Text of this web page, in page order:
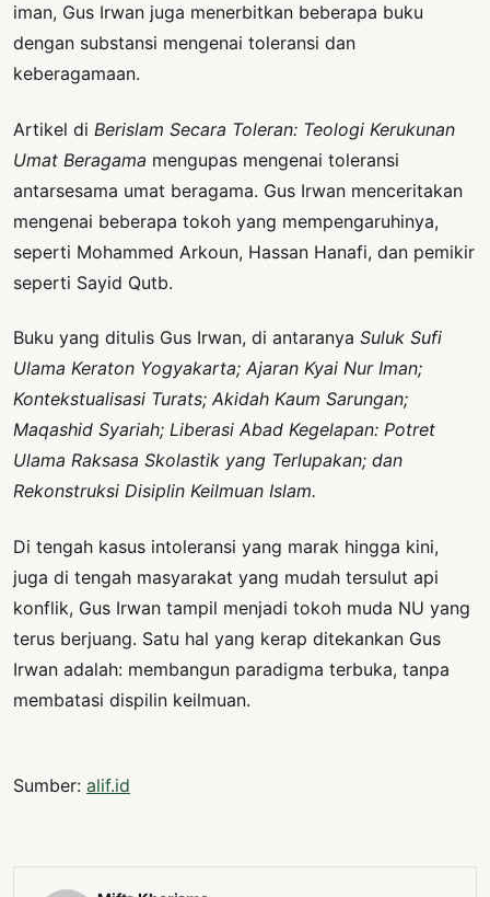
iman, Gus Irwan juga menerbitkan beberapa buku
dengan substansi mengenai toleransi dan
keberagamaan.
Artikel di Berislam Secara Toleran: Teologi Kerukunan
Umat Beragama mengupas mengenai toleransi
antarsesama umat beragama. Gus Irwan menceritakan
mengenai beberapa tokoh yang mempengaruhinya,
seperti Mohammed Arkoun, Hassan Hanafi, dan pemikir
seperti Sayid Qutb.
Buku yang ditulis Gus Irwan, di antaranya Suluk Sufi
Ulama Keraton Yogyakarta; Ajaran Kyai Nur Iman;
Kontekstualisasi Turats; Akidah Kaum Sarungan;
Maqashid Syariah; Liberasi Abad Kegelapan: Potret
Ulama Raksasa Skolastik yang Terlupakan; dan
Rekonstruksi Disiplin Keilmuan Islam.
Di tengah kasus intoleransi yang marak hingga kini,
juga di tengah masyarakat yang mudah tersulut api
konflik, Gus Irwan tampil menjadi tokoh muda NU yang
terus berjuang. Satu hal yang kerap ditekankan Gus
Irwan adalah: membangun paradigma terbuka, tanpa
membatasi dispilin keilmuan.
Sumber: alif.id